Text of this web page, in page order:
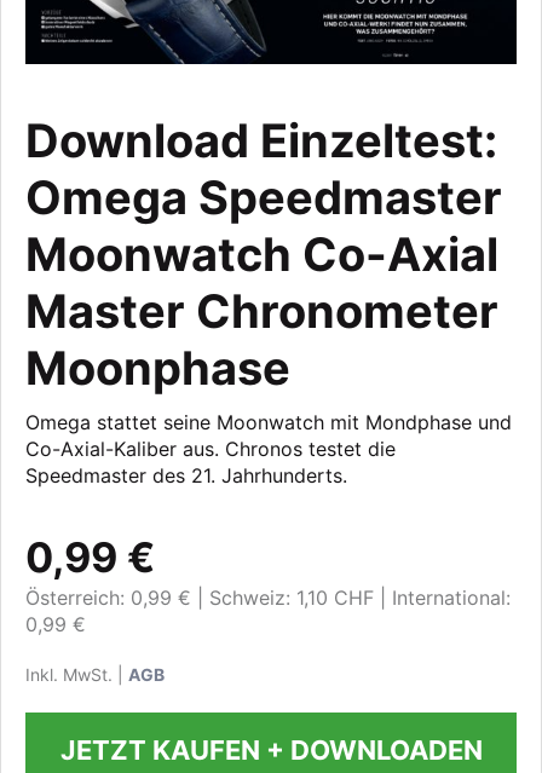
Download Einzeltest:
Omega Speedmaster
Moonwatch Co-Axial
Master Chronometer
Moonphase
Omega stattet seine Moonwatch mit Mondphase und
Co-Axial-Kaliber aus. Chronos testet die
Speedmaster des 21. Jahrhunderts.
0,99 €
Österreich: 0,99 € Schweiz: 1,10 CHF
International:
0,99 €
Inkl. MwSt. | AGB
JETZT KAUFEN + DOWNLOADEN